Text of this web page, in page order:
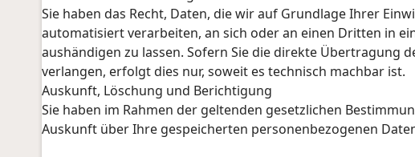
Sie haben das Recht, Daten, die wir auf Grundlage Ihrer
automatisiert verarbeiten, an sich oder an einen Dritten in
aushändigen zu lassen. Sofern Sie die direkte Übertragung
verlangen, erfolgt dies nur, soweit es technisch machbar ist.
Auskunft, Löschung und Berichtigung
Sie haben im Rahmen der geltenden gesetzlichen
Auskunft über Ihre gespeicherten personenbezogenen